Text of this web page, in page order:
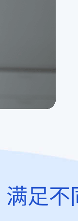
满足不